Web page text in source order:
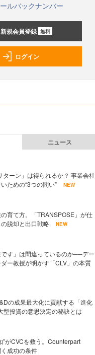
ルバックナンバー
新規会員登録 無料
ログイン
ニュース
ターン」は得られるか？ 事業会社
ための“3つの問い”
NEW
育て方。「TRANSPOSE」が仕
脱却と出口戦略
NEW
す」は間違っているのか──デー
ー教授が明かす「CLV」の本質
の成果最大化に貢献する「進化
投資の意思決定の秘訣とは
”がCVCを救う。Counterpart
成功の条件